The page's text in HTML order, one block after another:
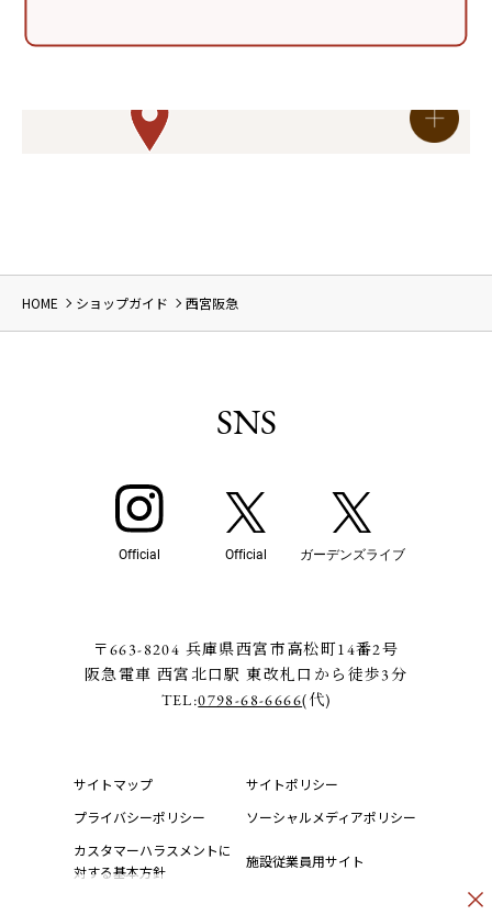
HOME ショップガイド 西宮阪急
SNS
Official Official ガーデンズライブ
〒663-8204 兵庫県西宮市高松町14番2号
阪急電車 西宮北口駅 東改札口から徒歩3分
TEL:0798-68-6666(代)
サイトマップ
サイトポリシー
プライバシーポリシー
ソーシャルメディアポリシー
カスタマーハラスメントに
対する基本方針
施設従業員用サイト